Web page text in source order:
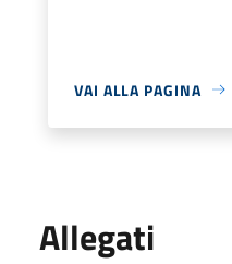
VAI ALLA PAGINA
Allegati